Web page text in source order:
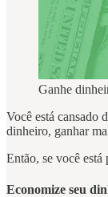
Ganhe
Você está cansado
dinheiro, ganhar
Então, se você
Economize seu